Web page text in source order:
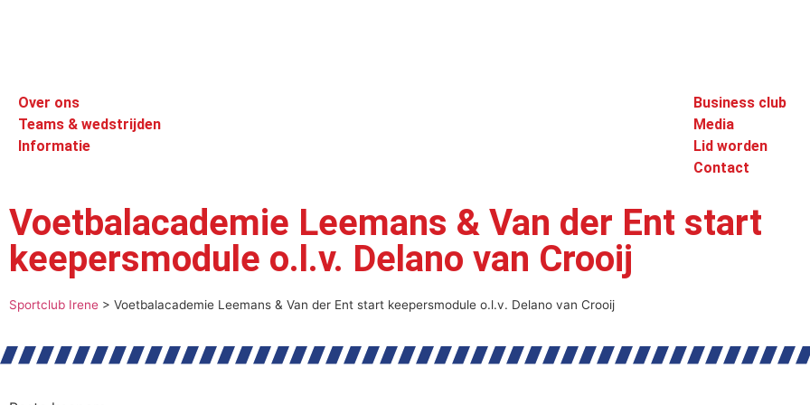
Over ons
Teams & wedstrijden
Informatie
Business club
Media
Lid worden
Contact
Voetbalacademie Leemans & Van der Ent start
keepersmodule o.l.v. Delano van Crooij
Sportclub Irene > Voetbalacademie Leemans & Van der Ent start keepersmodule o.l.v. Delano van Crooij